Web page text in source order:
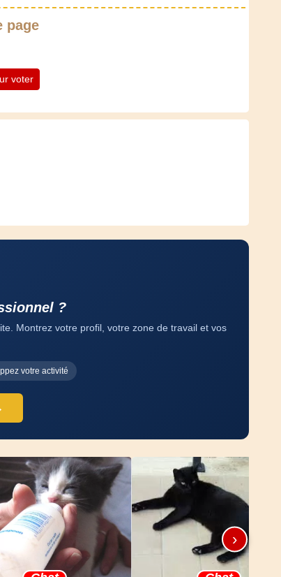
page
voter
?
Montrez votre profil, votre zone de travail et vos
votre activité
›